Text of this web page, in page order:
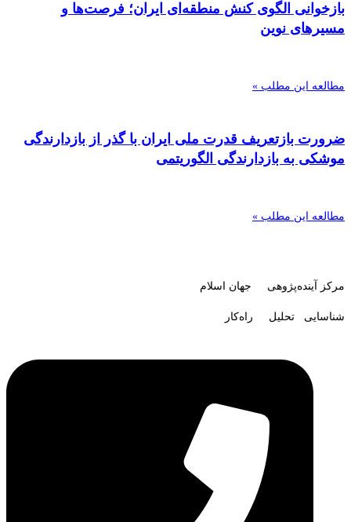
بازخوانی الگوی کنش منطقه‌ای ایران؛ فرصت‌ها و
مسیرهای نوین
مطالعه این مطلب »
ضرورت بازتعریف قدرت ملی ایران با گذر از بازدارندگی
موشکی به بازدارندگی الگوریتمی
مطالعه این مطلب »
مرکز آینده‌پژوهی جهان اسلام
شناسایی تحلیل راه‌کار